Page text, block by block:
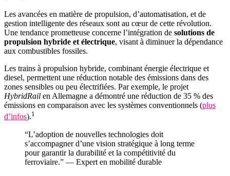
Les avancées en matière de propulsion, d’automatisation, et de
gestion intelligente des réseaux sont au cœur de cette révolution.
Une tendance prometteuse concerne l’intégration de solutions de
propulsion hybride et électrique, visant à diminuer la dépendance
aux combustibles fossiles.
Les trains à propulsion hybride, combinant énergie électrique et
diesel, permettent une réduction notable des émissions dans des
zones sensibles ou peu électrifiées. Par exemple, le projet
HybridRail en Allemagne a démontré une réduction de 35 % des
émissions en comparaison avec les systèmes conventionnels (plus
d’infos).1
“L’adoption de nouvelles technologies doit
s’accompagner d’une vision stratégique à long terme
pour garantir la durabilité et la compétitivité du
ferroviaire.” — Expert en mobilité durable